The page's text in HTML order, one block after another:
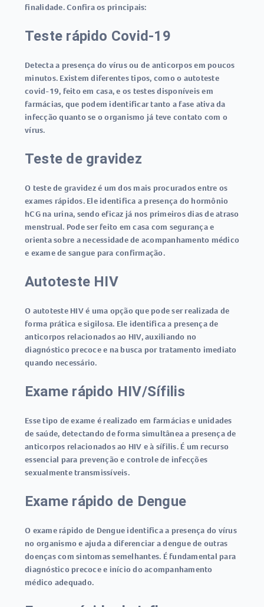
finalidade. Confira os principais:
Teste rápido Covid-19
Detecta a presença do vírus ou de anticorpos em poucos
minutos. Existem diferentes tipos, como o autoteste
covid-19, feito em casa, e os testes disponíveis em
farmácias, que podem identificar tanto a fase ativa da
infecção quanto se o organismo já teve contato com o
vírus.
Teste de gravidez
O teste de gravidezé um dos mais procurados entre os
exames rápidos. Ele identifica a presença do hormônio
hCG na urina, sendo eficaz já nos primeiros dias de atraso
menstrual. Pode ser feito em casa com segurança e
orienta sobre a necessidade de acompanhamento médico
e exame de sangue para confirmação.
Autoteste HIV
O autoteste HIVé uma opção que pode ser realizada de
forma prática e sigilosa. Ele identifica a presença de
anticorpos relacionados ao HIV, auxiliando no
diagnóstico precoce e na busca por tratamento imediato
quando necessário.
Exame rápido HIV/Sífilis
Esse tipo de exame é realizado em farmácias e unidades
de saúde, detectando de forma simultânea a presença de
anticorpos relacionados ao HIV e à sífilis. É um recurso
essencial para prevenção e controle de infecções
sexualmente transmissíveis.
Exame rápido de Dengue
O exame rápido de Dengue identifica a presença do vírus
no organismo e ajuda a diferenciar a dengue de outras
doenças com sintomas semelhantes. É fundamental para
diagnóstico precoce e início do acompanhamento
médico adequado.